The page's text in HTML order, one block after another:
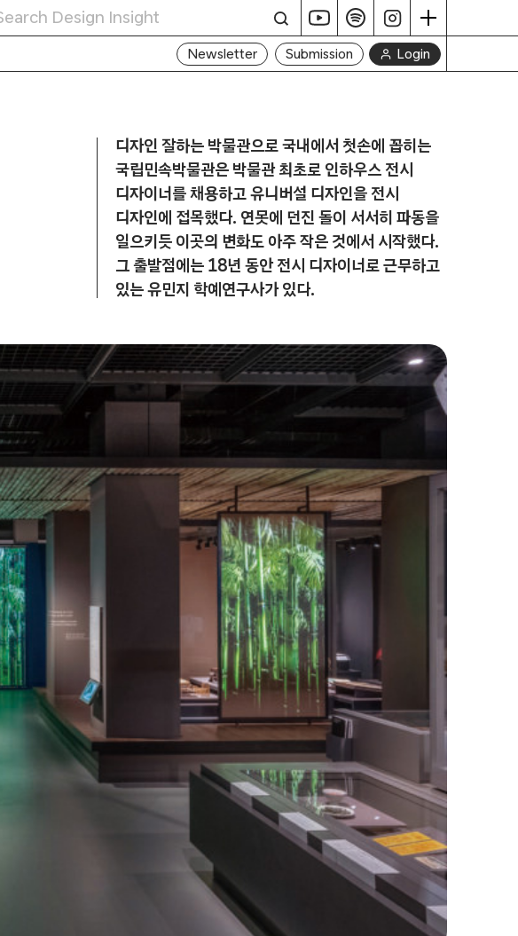
Newsletter Submission Login
디자인 잘하는 박물관으로 국내에서 첫손에 꼽히는
국립민속박물관은 박물관 최초로 인하우스 전시
디자이너를 채용하고 유니버설 디자인을 전시
디자인에 접목했다. 연못에 던진 돌이 서서히 파동을
일으키듯 이곳의 변화도 아주 작은 것에서 시작했다.
그 출발점에는 18년 동안 전시 디자이너로 근무하고
있는 유민지 학예연구사가 있다.